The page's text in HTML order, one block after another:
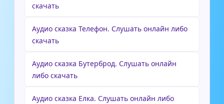
скачать
Аудио сказка Телефон. Слушать онлайн либо
скачать
Аудио сказка Бутерброд. Слушать онлайн
либо скачать
Аудио сказка Елка. Слушать онлайн либо